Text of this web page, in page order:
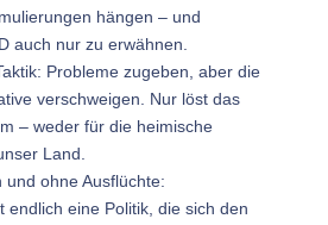
hängen – und
auch nur zu erwähnen.
Probleme zugeben, aber die
verschweigen. Nur löst das
– weder für die heimische
Land.
ohne Ausflüchte:
endlich eine Politik, die sich den